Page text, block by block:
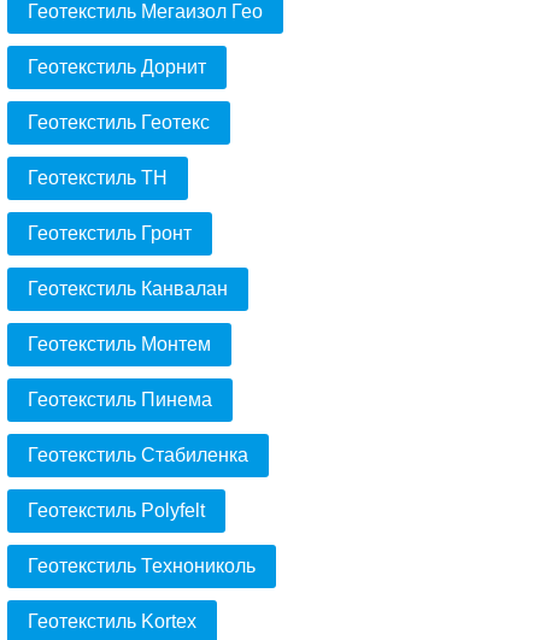
Геотекстиль Мегаизол Гео
Геотекстиль Дорнит
Геотекстиль Геотекс
Геотекстиль ТН
Геотекстиль Гронт
Геотекстиль Канвалан
Геотекстиль Монтем
Геотекстиль Пинема
Геотекстиль Стабиленка
Геотекстиль Polyfelt
Геотекстиль Технониколь
Геотекстиль Kortex